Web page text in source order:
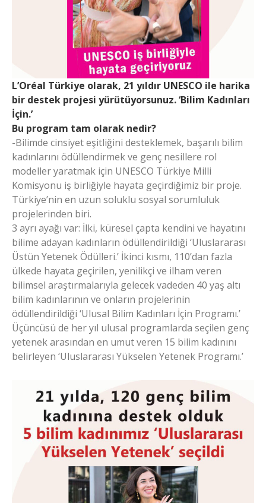
L’Oréal Türkiye olarak, 21 yıldır UNESCO ile harika
bir destek projesi yürütüyorsunuz. ‘Bilim Kadınları
İçin.’
Bu program tam olarak nedir?
-Bilimde cinsiyet eşitliğini desteklemek, başarılı bilim
kadınlarını ödüllendirmek ve genç nesillere rol
modeller yaratmak için UNESCO Türkiye Milli
Komisyonu iş birliğiyle hayata geçirdiğimiz bir proje.
Türkiye’nin en uzun soluklu sosyal sorumluluk
projelerinden biri.
3 ayrı ayağı var: İlki, küresel çapta kendini ve hayatını
bilime adayan kadınların ödüllendirildiği ‘Uluslararası
Üstün Yetenek Ödülleri.’ İkinci kısmı, 110’dan fazla
ülkede hayata geçirilen, yenilikçi ve ilham veren
bilimsel araştırmalarıyla gelecek vadeden 40 yaş altı
bilim kadınlarının ve onların projelerinin
ödüllendirildiği ‘Ulusal Bilim Kadınları İçin Programı.’
Üçüncüsü de her yıl ulusal programlarda seçilen genç
yetenek arasından en umut veren 15 bilim kadınını
belirleyen ‘Uluslararası Yükselen Yetenek Programı.’